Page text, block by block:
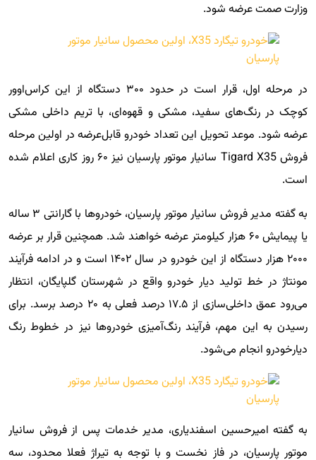
وزارت صمت عرضه شود.
در مرحله اول، قرار است در حدود ۳۰۰ دستگاه از این کراس‌اوور
کوچک در رنگ‌های سفید، مشکی و قهوه‌ای، با تریم داخلی مشکی
عرضه شود. موعد تحویل این تعداد خودرو قابل‌عرضه در اولین مرحله
فروش Tigard X35 سانیار موتور پارسیان نیز ۶۰ روز کاری اعلام شده
است.
به گفته مدیر فروش سانیار موتور پارسیان، خودروها با گارانتی ۳ ساله
یا پیمایش ۶۰ هزار کیلومتر عرضه خواهند شد. همچنین قرار بر عرضه
۲۰۰۰ هزار دستگاه از این خودرو در سال ۱۴۰۲ است و در ادامه فرآیند
مونتاژ در خط تولید دیار خودرو واقع در شهرستان گلپایگان، انتظار
می‌رود عمق داخلی‌سازی از ۱۷.۵ درصد فعلی به ۲۰ درصد برسد. برای
رسیدن به این مهم، فرآیند رنگ‌آمیزی خودروها نیز در خطوط رنگ
دیارخودرو انجام می‌شود.
به گفته امیرحسین اسفندیاری، مدیر خدمات پس از فروش سانیار
موتور پارسیان، در فاز نخست و با توجه به تیراژ فعلا محدود، سه